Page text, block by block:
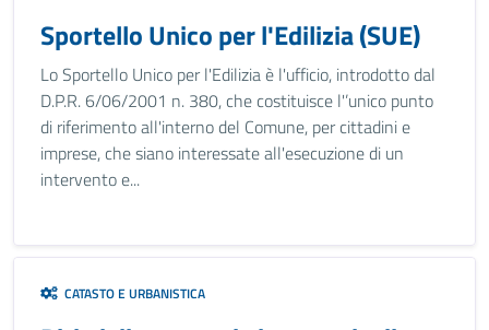
Sportello Unico per l'Edilizia (SUE)
Lo Sportello Unico per l'Edilizia è l'ufficio, introdotto dal
D.P.R. 6/06/2001 n. 380, che costituisce l'’unico punto
di riferimento all'interno del Comune, per cittadini e
imprese, che siano interessate all'esecuzione di un
intervento e...
CATASTO E URBANISTICA